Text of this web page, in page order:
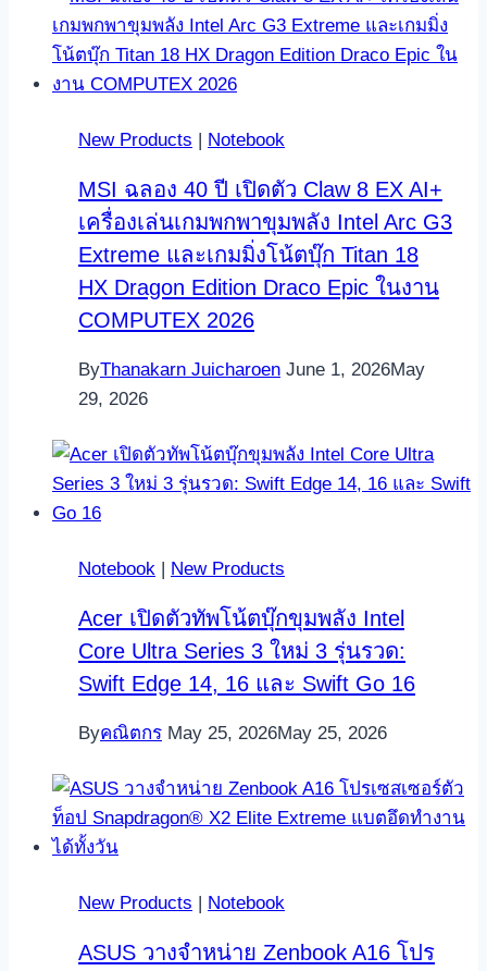
New Products | Notebook
MSI ฉลอง 40 ปี เปิดตัว Claw 8 EX AI+
เครื่องเล่นเกมพกพาขุมพลัง Intel Arc G3
Extreme และเกมมิ่งโน้ตบุ๊ก Titan 18
HX Dragon Edition Draco Epic ในงาน
COMPUTEX 2026
ByThanakarn Juicharoen June 1, 2026May
29, 2026
Notebook | New Products
Acer เปิดตัวทัพโน้ตบุ๊กขุมพลัง Intel
Core Ultra Series 3 ใหม่ 3 รุ่นรวด:
Swift Edge 14, 16 และ Swift Go 16
Byคณิตกร May 25, 2026May 25, 2026
New Products | Notebook
ASUS วางจำหน่าย Zenbook A16 โปร